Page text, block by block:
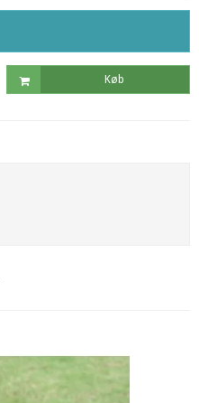
Køb